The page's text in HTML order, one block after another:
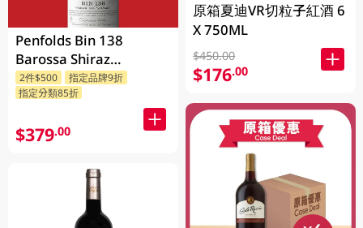
Penfolds Bin 138
Barossa Shiraz
Grenache Mataro
750ML
2件$500
指定品牌9折
指定分類85折
$379.00
原箱夏迪VR切粒子紅酒 6
X 750ML
$450.00
$176.00